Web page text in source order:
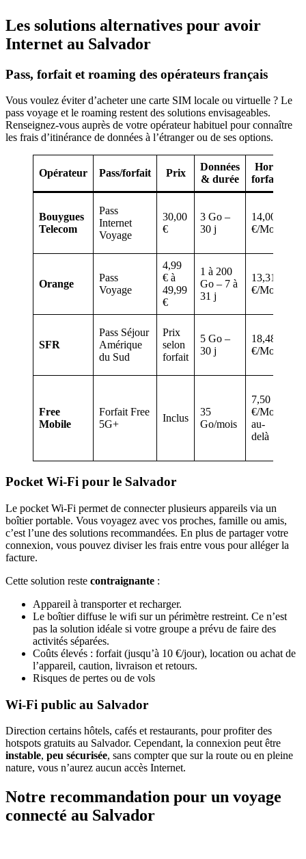
Les solutions alternatives pour avoir
Internet au Salvador
Pass, forfait et roaming des opérateurs français
Vous voulez éviter d’acheter une carte SIM locale ou virtuelle ? Le
pass voyage et le roaming restent des solutions envisageables.
Renseignez-vous auprès de votre opérateur habituel pour connaître
les frais d’itinérance de données à l’étranger ou de ses options.
Opérateur Pass/forfait Prix
Données
& durée
Hors
forfait
Bouygues
Telecom
Pass
Internet
Voyage
30,00
€
3 Go –
30 j
14,00
€/Mo
Orange
Pass
Voyage
4,99
€ à
49,99
€
1 à 200
Go – 7 à
31 j
13,31
€/Mo
SFR
Pass Séjour
Amérique
du Sud
Prix
selon
forfait
5 Go –
30 j
18,48
€/Mo
Free
Mobile
Forfait Free
5G+
Inclus
35
Go/mois
7,50
€/Mo
au-
delà
Pocket Wi-Fi pour le Salvador
Le pocket Wi-Fi permet de connecter plusieurs appareils via un
boîtier portable. Vous voyagez avec vos proches, famille ou amis,
c’est l’une des solutions recommandées. En plus de partager votre
connexion, vous pouvez diviser les frais entre vous pour alléger la
facture.
Cette solution reste contraignante :
Appareil à transporter et recharger.
Le boîtier diffuse le wifi sur un périmètre restreint. Ce n’est
pas la solution idéale si votre groupe a prévu de faire des
activités séparées.
Coûts élevés : forfait (jusqu’à 10 €/jour), location ou achat de
l’appareil, caution, livraison et retours.
Risques de pertes ou de vols
Wi-Fi public au Salvador
Direction certains hôtels, cafés et restaurants, pour profiter des
hotspots gratuits au Salvador. Cependant, la connexion peut être
instable, peu sécurisée, sans compter que sur la route ou en pleine
nature, vous n’aurez aucun accès Internet.
Notre recommandation pour un voyage
connecté au Salvador